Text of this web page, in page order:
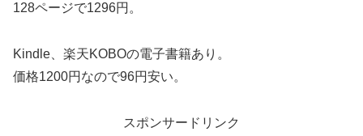
128ページで1296円。
Kindle、楽天KOBOの電子書籍あり。
価格1200円なので96円安い。
スポンサードリンク